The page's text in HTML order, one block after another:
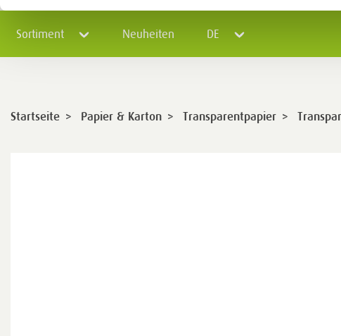
Sortiment Neuheiten DE
Startseite > Papier & Karton > Transparentpapier >